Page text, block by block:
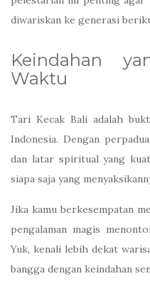
diwariskan ke generasi
Keindahan
Waktu
Tari Kecak Bali adalah
Indonesia. Dengan
dan latar spiritual yang
siapa saja yang
Jika kamu berkesempatan
pengalaman magis
Yuk, kenali lebih dekat
bangga dengan keindahan